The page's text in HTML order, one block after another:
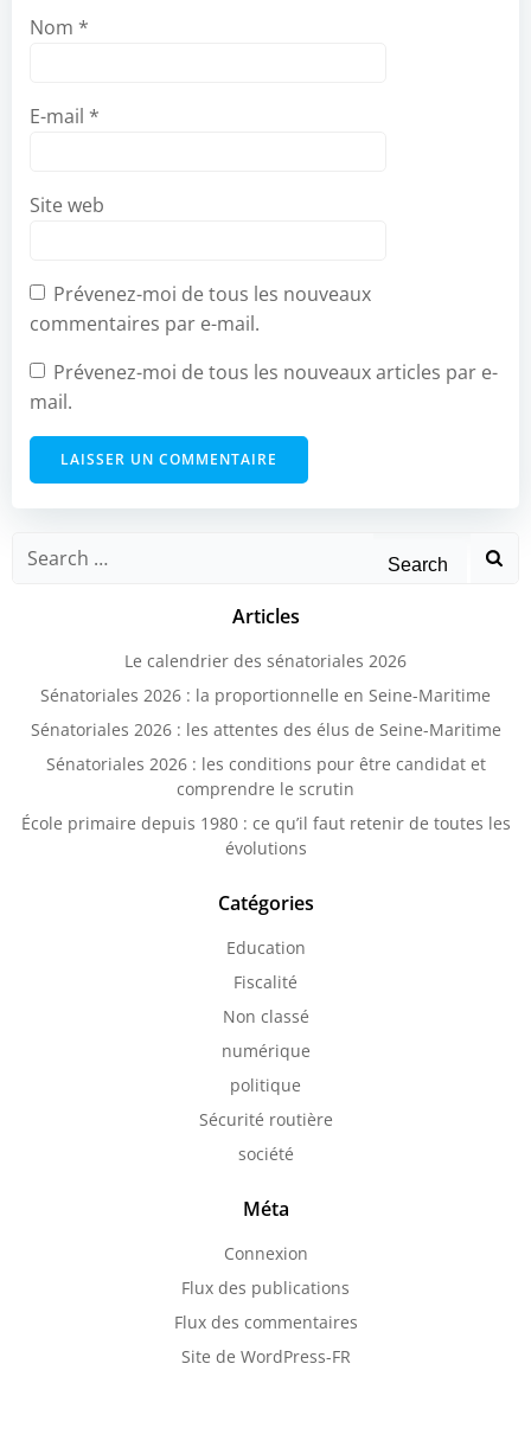
Nom *
E-mail *
Site web
Prévenez-moi de tous les nouveaux
commentaires par e-mail.
Prévenez-moi de tous les nouveaux articles par e-
mail.
for:
Articles
Le calendrier des sénatoriales 2026
Sénatoriales 2026 : la proportionnelle en Seine-Maritime
Sénatoriales 2026 : les attentes des élus de Seine-Maritime
Sénatoriales 2026 : les conditions pour être candidat et
comprendre le scrutin
École primaire depuis 1980 : ce qu’il faut retenir de toutes les
évolutions
Catégories
Education
Fiscalité
Non classé
numérique
politique
Sécurité routière
société
Méta
Connexion
Flux des publications
Flux des commentaires
Site de WordPress-FR